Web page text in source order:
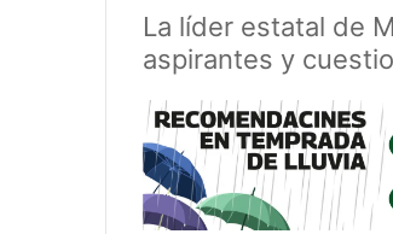
La líder estatal de
aspirantes y